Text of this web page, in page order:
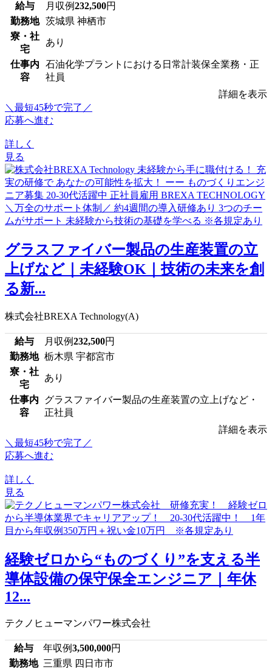
給与 月収例232,500円
勤務地 茨城県 神栖市
寮・社
宅
あり
仕事内
容
石油化学プラントにおける日常計装保全業務・正
社員
詳細を表示
＼最短45秒で完了／
応募へ進む
詳しく
見る
グラスファイバー製品の生産装置の立
上げなど｜未経験OK｜技術の未来を創
る新...
株式会社BREXA Technology(A)
給与 月収例232,500円
勤務地 栃木県 宇都宮市
寮・社
宅
あり
仕事内
容
グラスファイバー製品の生産装置の立上げなど・
正社員
詳細を表示
＼最短45秒で完了／
応募へ進む
詳しく
見る
経験ゼロから“ものづくり”を支える半
導体設備の保守保全エンジニア｜年休
12...
テクノヒューマンパワー株式会社
給与 年収例3,500,000円
勤務地 三重県 四日市市